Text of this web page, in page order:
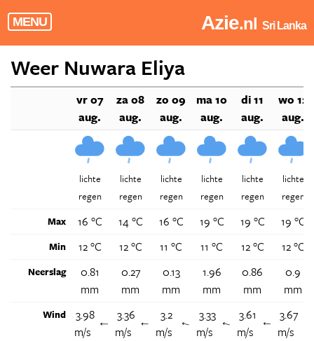
MENU Azie.nl Sri Lanka
Weer Nuwara Eliya
vr 07
aug.
za 08
aug.
zo 09
aug.
ma 10
aug.
di 11
aug.
wo 12
aug.
lichte
regen
lichte
regen
lichte
regen
lichte
regen
lichte
regen
lichte
regen
Max
16 °C 14 °C 16 °C 19 °C 19 °C 19 °C
Min 12 °C 12 °C 11 °C 11 °C 12 °C 12 °C
Neerslag
0.81
mm
0.27
mm
0.13
mm
1.96
mm
0.86
mm
0.9
mm
Wind
3.98
m/s
↑
3.36
m/s
↑
3.2
m/s
↑
3.33
m/s
↑
3.61
m/s
↑
3.67
m/s